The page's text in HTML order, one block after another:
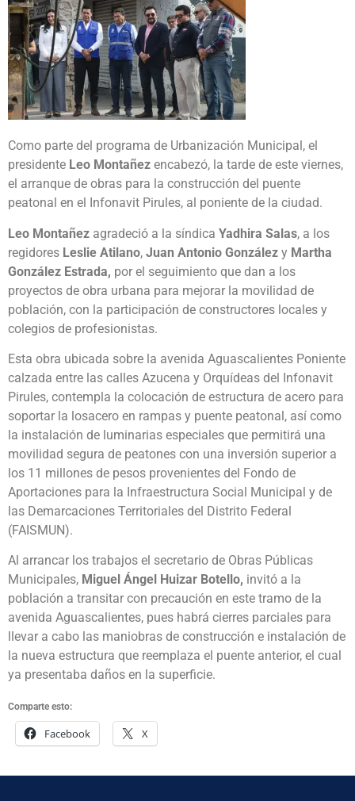
Como parte del programa de Urbanización Municipal, el
presidente Leo Montañez encabezó, la tarde de este viernes,
el arranque de obras para la construcción del puente
peatonal en el Infonavit Pirules, al poniente de la ciudad.
Leo Montañez agradeció a la síndica Yadhira Salas, a los
regidores Leslie Atilano, Juan Antonio González y Martha
González Estrada, por el seguimiento que dan a los
proyectos de obra urbana para mejorar la movilidad de
población, con la participación de constructores locales y
colegios de profesionistas.
Esta obra ubicada sobre la avenida Aguascalientes Poniente
calzada entre las calles Azucena y Orquídeas del Infonavit
Pirules, contempla la colocación de estructura de acero para
soportar la losacero en rampas y puente peatonal, así como
la instalación de luminarias especiales que permitirá una
movilidad segura de peatones con una inversión superior a
los 11 millones de pesos provenientes del Fondo de
Aportaciones para la Infraestructura Social Municipal y de
las Demarcaciones Territoriales del Distrito Federal
(FAISMUN).
Al arrancar los trabajos el secretario de Obras Públicas
Municipales, Miguel Ángel Huizar Botello, invitó a la
población a transitar con precaución en este tramo de la
avenida Aguascalientes, pues habrá cierres parciales para
llevar a cabo las maniobras de construcción e instalación de
la nueva estructura que reemplaza el puente anterior, el cual
ya presentaba daños en la superficie.
Comparte esto:
Facebook X